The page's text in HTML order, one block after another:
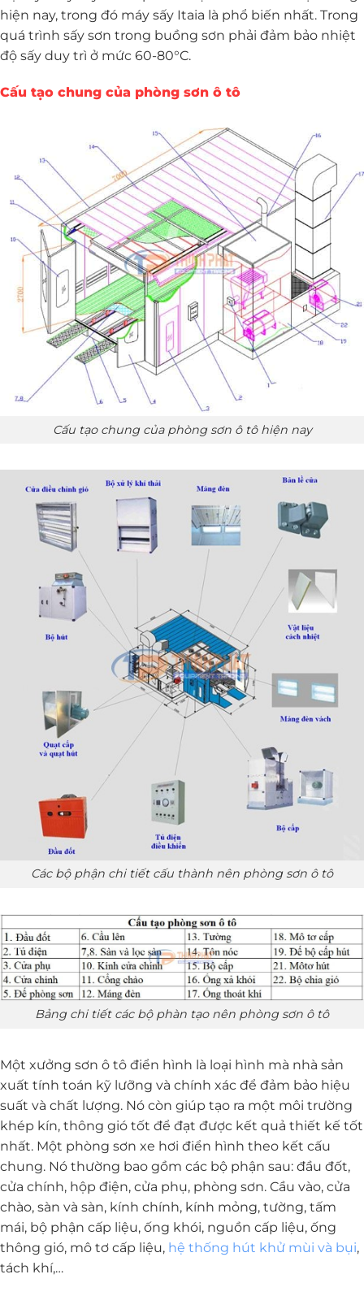
hiện nay, trong đó máy sấy Itaia là phổ biến nhất. Trong
quá trình sấy sơn trong buồng sơn phải đảm bảo nhiệt
độ sấy duy trì ở mức 60-80°C.
Cấu tạo chung của phòng sơn ô tô
Cấu tạo chung của phòng sơn ô tô hiện nay
Các bộ phận chi tiết cấu thành nên phòng sơn ô tô
Bảng chi tiết các bộ phàn tạo nên phòng sơn ô tô
Một xưởng sơn ô tô điển hình là loại hình mà nhà sản
xuất tính toán kỹ lưỡng và chính xác để đảm bảo hiệu
suất và chất lượng. Nó còn giúp tạo ra một môi trường
khép kín, thông gió tốt để đạt được kết quả thiết kế tốt
nhất. Một phòng sơn xe hơi điển hình theo kết cấu
chung. Nó thường bao gồm các bộ phận sau: đầu đốt,
cửa chính, hộp điện, cửa phụ, phòng sơn. Cầu vào, cửa
chào, sàn và sàn, kính chính, kính mỏng, tường, tấm
mái, bộ phận cấp liệu, ống khói, nguồn cấp liệu, ống
thông gió, mô tơ cấp liệu, hệ thống hút khử mùi và bụi,
tách khí,…